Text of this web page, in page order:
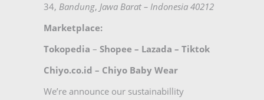
34, Bandung, Jawa Barat – Indonesia 40212
Marketplace:
Tokopedia – Shopee – Lazada – Tiktok
Chiyo.co.id – Chiyo Baby Wear
We’re announce our sustainabillity